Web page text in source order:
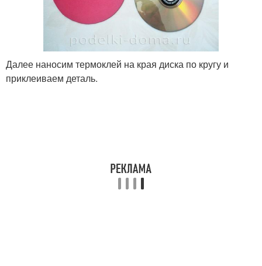
Далее наносим термоклей на края диска по кругу и
приклеиваем деталь.